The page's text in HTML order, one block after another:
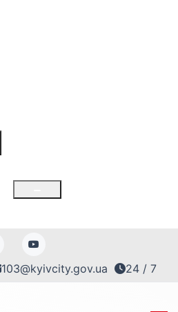
103@kyivcity.gov.ua 24 / 7